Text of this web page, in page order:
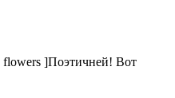
flowers ]Поэтичней! Вот